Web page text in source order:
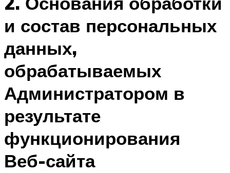
и состав персональных
данных,
обрабатываемых
Администратором в
результате
функционирования
Веб-сайта